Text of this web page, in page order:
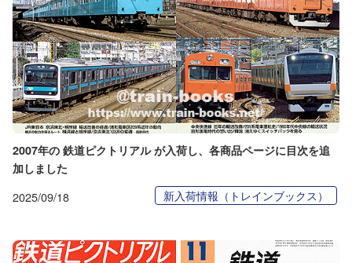
2007年の 鉄道ピクトリアル が入荷し、各商品ページに目次を追
加しました
2025/09/18 新入荷情報（トレインブックス）